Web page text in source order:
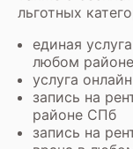
льготных
единая
любом
услуга
запись на
районе СПб
запись на